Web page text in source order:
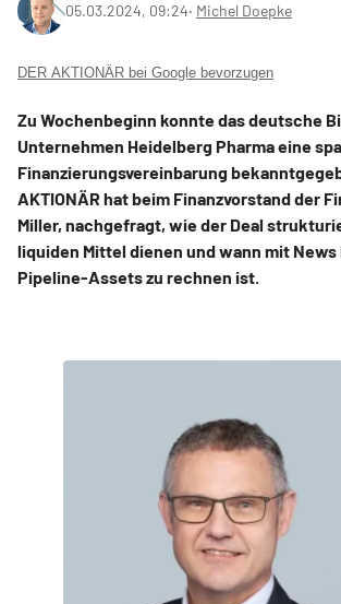
05.03.2024, 09:24‧ Michel Doepke
DER AKTIONÄR bei Google bevorzugen
Zu Wochenbeginn konnte das deutsche
Unternehmen Heidelberg Pharma eine
Finanzierungsvereinbarung
AKTIONÄR hat beim Finanzvorstand der
Miller, nachgefragt, wie der Deal
liquiden Mittel dienen und wann mit News
Pipeline-Assets zu rechnen ist.